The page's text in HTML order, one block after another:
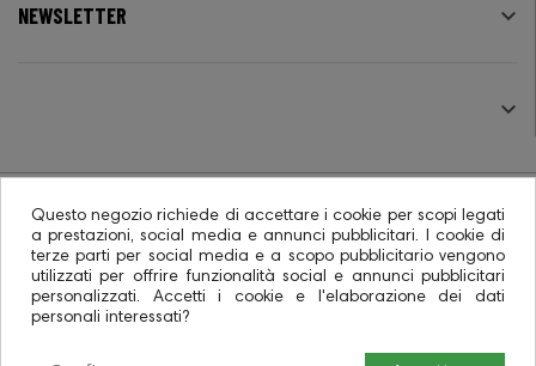
NEWSLETTER 

© 2026 - Ecommerce software CO.RA. SpA
Questo negozio richiede di accettare i cookie per scopi legati
a prestazioni, social media e annunci pubblicitari. I cookie di
terze parti per social media e a scopo pubblicitario vengono
utilizzati per offrire funzionalità social e annunci pubblicitari
personalizzati. Accetti i cookie e l'elaborazione dei dati
personali interessati?